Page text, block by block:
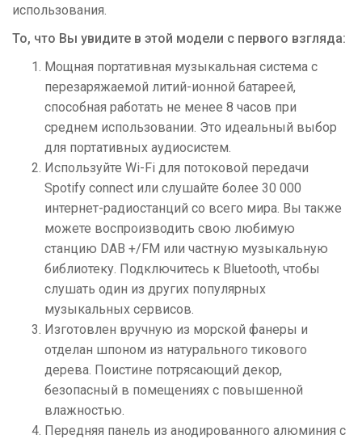
использования.
То, что Вы увидите в этой модели с первого взгляда:
Мощная портативная музыкальная система с
перезаряжаемой литий-ионной батареей,
способная работать не менее 8 часов при
среднем использовании. Это идеальный выбор
для портативных аудиосистем.
Используйте Wi-Fi для потоковой передачи
Spotify connect или слушайте более 30 000
интернет-радиостанций со всего мира. Вы также
можете воспроизводить свою любимую
станцию ​​DAB +/FM или частную музыкальную
библиотеку. Подключитесь к Bluetooth, чтобы
слушать один из других популярных
музыкальных сервисов.
Изготовлен вручную из морской фанеры и
отделан шпоном из натурального тикового
дерева. Поистине потрясающий декор,
безопасный в помещениях с повышенной
влажностью.
Передняя панель из анодированного алюминия с